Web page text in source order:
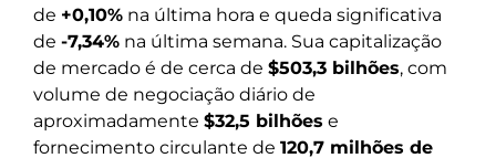
de +0,10% na última hora e queda significativa
de -7,34% na última semana. Sua capitalização
de mercado é de cerca de $503,3 bilhões, com
volume de negociação diário de
aproximadamente $32,5 bilhões e
fornecimento circulante de 120,7 milhões de